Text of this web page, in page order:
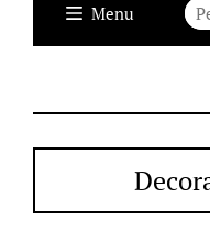
Menu